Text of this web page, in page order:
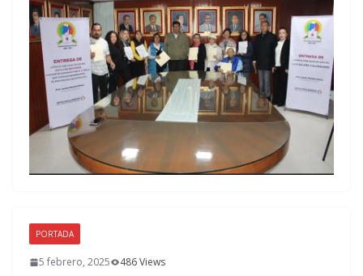
PORTADA
5 febrero, 2025 486 Views